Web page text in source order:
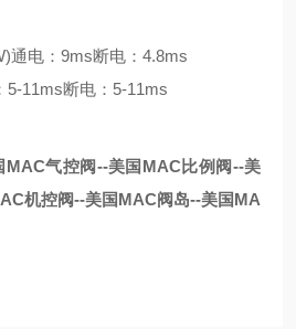
电：9ms断电：4.8ms
断电：5-11ms
MAC气控阀--美国MAC比例阀--美
机控阀--美国MAC阀岛--美国MA